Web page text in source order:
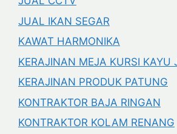
JUAL IKAN SEGAR
KAWAT HARMONIKA
KERAJINAN MEJA KURSI KAYU
KERAJINAN PRODUK PATUNG
KONTRAKTOR BAJA RINGAN
KONTRAKTOR KOLAM RENANG